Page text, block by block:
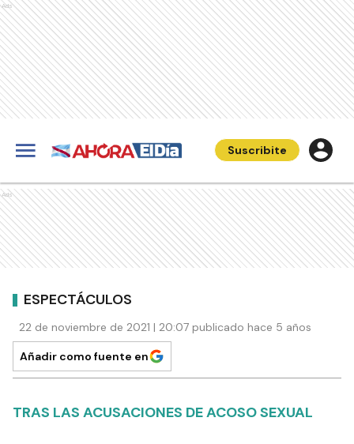
Ads
Suscribite
Ads
ESPECTÁCULOS
22 de noviembre de 2021 | 20:07 publicado hace 5 años
Añadir como fuente en
TRAS LAS ACUSACIONES DE ACOSO SEXUAL